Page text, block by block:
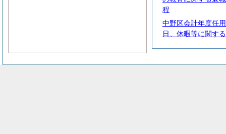
程
中野区会計年度任
日、休暇等に関す